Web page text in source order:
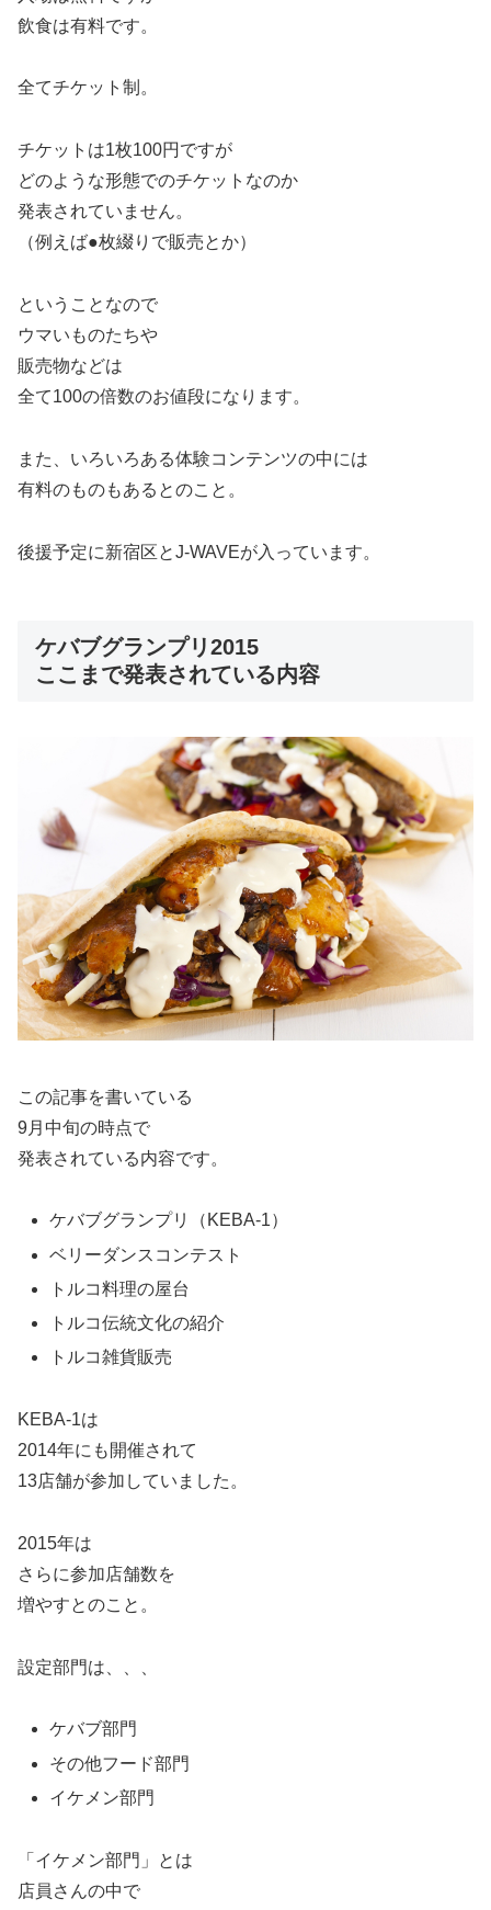
飲食は有料です。
全てチケット制。
チケットは1枚100円ですが
どのような形態でのチケットなのか
発表されていません。
（例えば●枚綴りで販売とか）
ということなので
ウマいものたちや
販売物などは
全て100の倍数のお値段になります。
また、いろいろある体験コンテンツの中には
有料のものもあるとのこと。
後援予定に新宿区とJ-WAVEが入っています。
ケバブグランプリ2015
ここまで発表されている内容
この記事を書いている
9月中旬の時点で
発表されている内容です。
ケバブグランプリ（KEBA-1）
ベリーダンスコンテスト
トルコ料理の屋台
トルコ伝統文化の紹介
トルコ雑貨販売
KEBA-1は
2014年にも開催されて
13店舗が参加していました。
2015年は
さらに参加店舗数を
増やすとのこと。
設定部門は、、、
ケバブ部門
その他フード部門
イケメン部門
「イケメン部門」とは
店員さんの中で